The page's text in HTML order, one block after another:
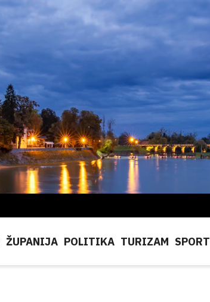
ŽUPANIJA POLITIKA TURIZAM SPORT